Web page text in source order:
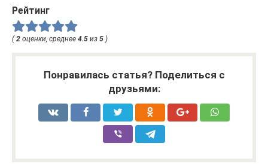
Рейтинг
(2 оценки, среднее 4.5 из 5 )
Понравилась статья? Поделиться с
друзьями: